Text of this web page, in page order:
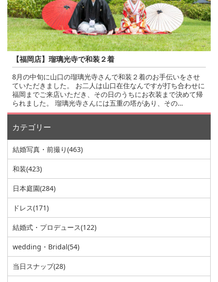
【福岡店】瑠璃光寺で和装２着
8月の中旬に山口の瑠璃光寺さんで和装２着のお手伝いをさせ
ていただきました。 お二人は山口在住なんですが打ち合わせに
福岡までご来店いただき、その日のうちにお衣装まで決めて帰
られました。 瑠璃光寺さんには五重の塔があり、その…
カテゴリー
結婚写真・前撮り(463)
和装(423)
日本庭園(284)
ドレス(171)
結婚式・プロデュース(122)
wedding・Bridal(54)
当日スナップ(28)